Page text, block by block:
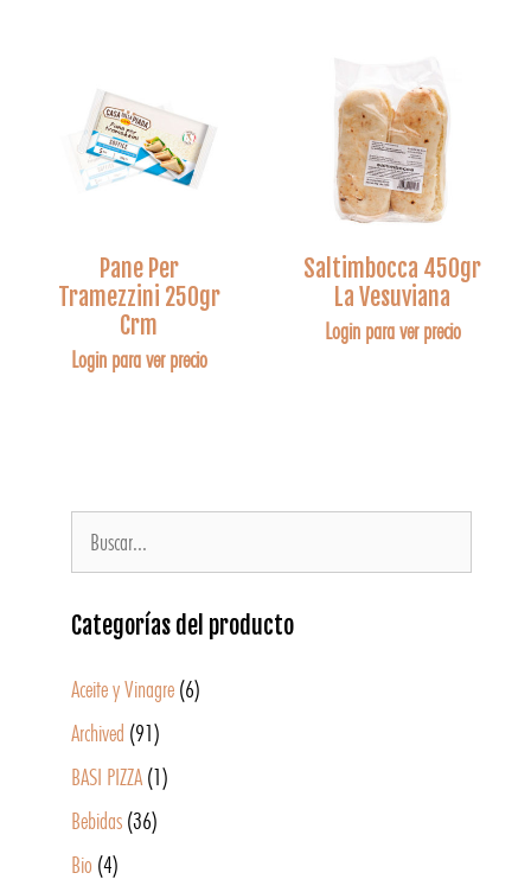
Categorías del producto
Aceite y Vinagre (6)
Archived (91)
BASI PIZZA (1)
Bebidas (36)
Bio (4)
Pane Per
Tramezzini 250gr
Crm
Login para ver precio
Saltimbocca 450gr
La Vesuviana
Login para ver precio